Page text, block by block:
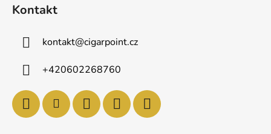
Kontakt
kontakt@cigarpoint.cz
+420602268760